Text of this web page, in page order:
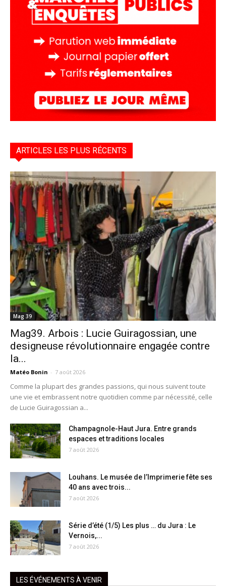
ARTICLES LES PLUS RÉCENTS
Mag 39
Mag39. Arbois : Lucie Guiragossian, une
designeuse révolutionnaire engagée contre
la...
Matéo Bonin - 7 août 2026
Comme la plupart des grandes passions, qui nous suivent toute
une vie et embrassent notre quotidien comme par nécessité, celle
de Lucie Guiragossian a...
Champagnole-Haut Jura. Entre grands
espaces et traditions locales
7 août 2026
Louhans. Le musée de l’Imprimerie fête ses
40 ans avec trois...
7 août 2026
Série d’été (1/5) Les plus … du Jura : Le
Vernois,...
7 août 2026
LES ÉVÉNEMENTS À VENIR